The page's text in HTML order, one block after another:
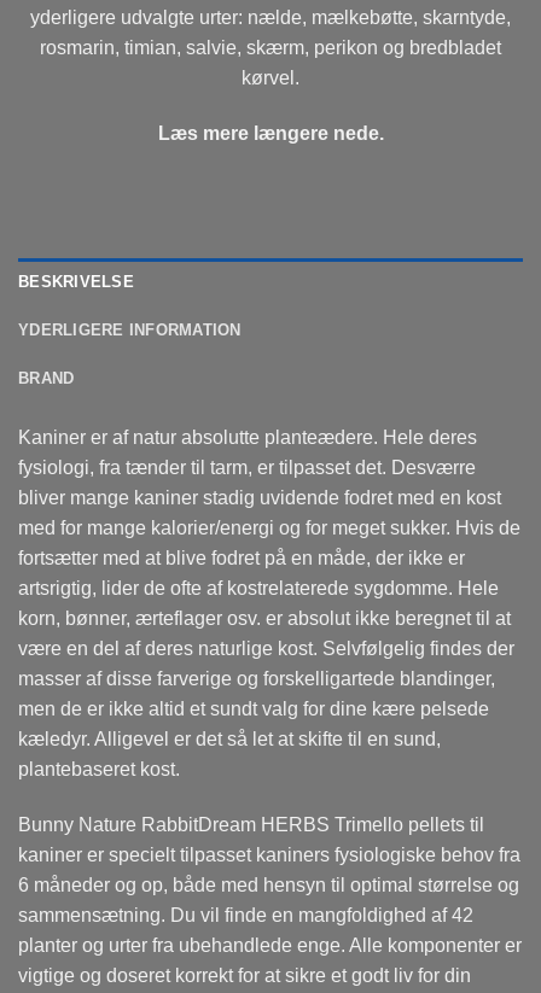
yderligere udvalgte urter: nælde, mælkebøtte, skarntyde,
rosmarin, timian, salvie, skærm, perikon og bredbladet
kørvel.
Læs mere længere nede.
BESKRIVELSE
YDERLIGERE INFORMATION
BRAND
Kaniner er af natur absolutte planteædere. Hele deres
fysiologi, fra tænder til tarm, er tilpasset det. Desværre
bliver mange kaniner stadig uvidende fodret med en kost
med for mange kalorier/energi og for meget sukker. Hvis de
fortsætter med at blive fodret på en måde, der ikke er
artsrigtig, lider de ofte af kostrelaterede sygdomme. Hele
korn, bønner, ærteflager osv. er absolut ikke beregnet til at
være en del af deres naturlige kost. Selvfølgelig findes der
masser af disse farverige og forskelligartede blandinger,
men de er ikke altid et sundt valg for dine kære pelsede
kæledyr. Alligevel er det så let at skifte til en sund,
plantebaseret kost.
Bunny Nature RabbitDream HERBS Trimello pellets til
kaniner er specielt tilpasset kaniners fysiologiske behov fra
6 måneder og op, både med hensyn til optimal størrelse og
sammensætning. Du vil finde en mangfoldighed af 42
planter og urter fra ubehandlede enge. Alle komponenter er
vigtige og doseret korrekt for at sikre et godt liv for din